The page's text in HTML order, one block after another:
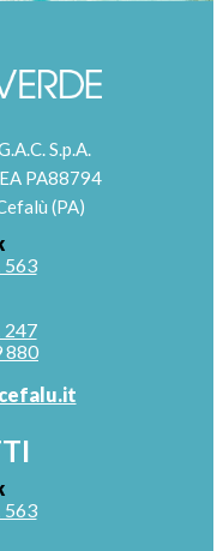
S.p.A.
PA88794
(PA)
563
247
880
563